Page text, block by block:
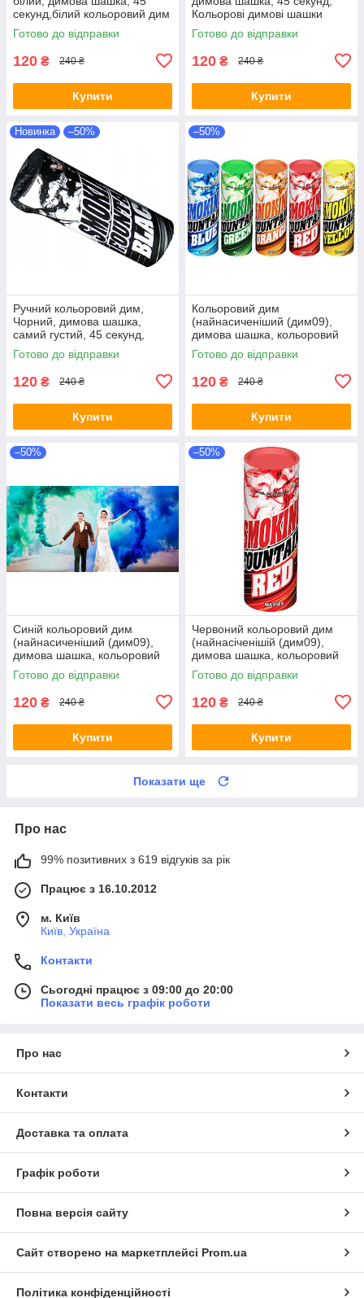
секунд,білий кольоровий дим
Готово до відправки
120 ₴ 240 ₴
Купити
Кольорові димові шашки
Готово до відправки
120 ₴ 240 ₴
Купити
Новинка –50%
Ручний кольоровий дим,
Чорний, димова шашка,
самий густий, 45 секунд,
Чорний Дим
Готово до відправки
120 ₴ 240 ₴
Купити
–50%
Кольоровий дим
(найнасиченіший (дим09),
димова шашка, кольоровий
дим, 45 сек., Цветные
дымовые шашки
Готово до відправки
120 ₴ 240 ₴
Купити
–50%
Синій кольоровий дим
(найнасиченіший (дим09),
димова шашка, кольоровий
дим, 45 сек.
Готово до відправки
120 ₴ 240 ₴
Купити
–50%
Червоний кольоровий дим
(найнасіченішій (дим09),
димова шашка, кольоровий
дим, 45 сек., Maxem
Готово до відправки
120 ₴ 240 ₴
Купити
Показати ще
Про нас
99% позитивних з 619 відгуків за рік
Працює з 16.10.2012
м. Київ
Київ, Україна
Контакти
Сьогодні працює з 09:00 до 20:00
Показати весь графік роботи
Про нас
Контакти
Доставка та оплата
Графік роботи
Повна версія сайту
Сайт створено на маркетплейсі Prom.ua
Політика конфіденційності